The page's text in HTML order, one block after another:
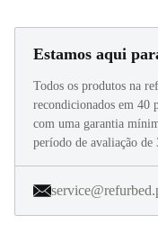
Estamos aqui
Todos os produtos na
recondicionados em 40
com uma garantia
período de avaliação